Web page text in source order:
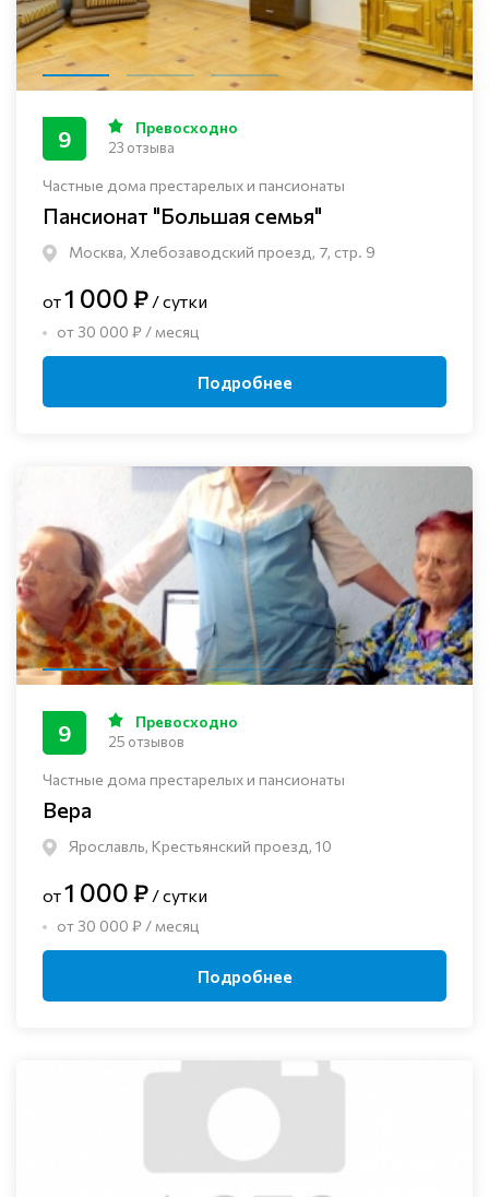
Частные дома престарелых и пансионаты
Пансионат "Большая семья"
Москва, Хлебозаводский проезд, 7, стр. 9
9 Превосходно
23 отзыва
от1 000 ₽ / сутки
от 30 000 ₽ / месяц
Подробнее
Частные дома престарелых и пансионаты
Вера
Ярославль, Крестьянский проезд, 10
9 Превосходно
25 отзывов
от1 000 ₽ / сутки
от 30 000 ₽ / месяц
Подробнее